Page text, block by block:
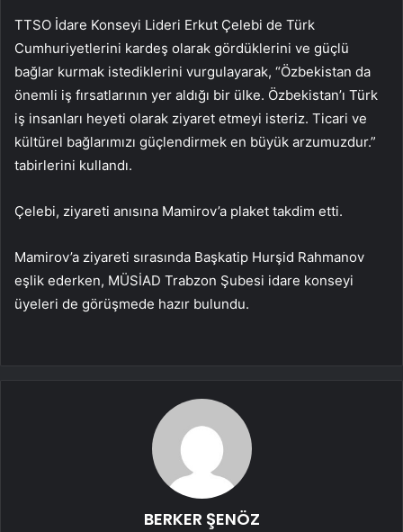
TTSO İdare Konseyi Lideri Erkut Çelebi de Türk
Cumhuriyetlerini kardeş olarak gördüklerini ve güçlü
bağlar kurmak istediklerini vurgulayarak, “Özbekistan da
önemli iş fırsatlarının yer aldığı bir ülke. Özbekistan’ı Türk
iş insanları heyeti olarak ziyaret etmeyi isteriz. Ticari ve
kültürel bağlarımızı güçlendirmek en büyük arzumuzdur.”
tabirlerini kullandı.
Çelebi, ziyareti anısına Mamirov’a plaket takdim etti.
Mamirov’a ziyareti sırasında Başkatip Hurşid Rahmanov
eşlik ederken, MÜSİAD Trabzon Şubesi idare konseyi
üyeleri de görüşmede hazır bulundu.
BERKER ŞENÖZ